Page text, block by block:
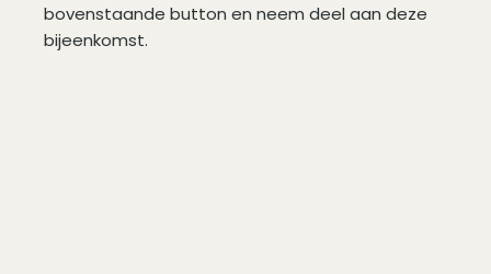
bovenstaande button en neem deel aan deze
bijeenkomst.